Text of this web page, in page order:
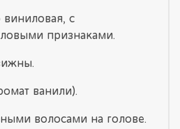
с
признаками.
ванили).
волосами на голове.